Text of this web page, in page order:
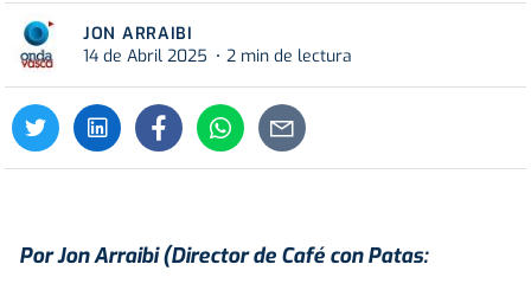
JON ARRAIBI
14 de Abril 2025
2 min de lectura
Por Jon Arraibi (Director de Café con Patas: